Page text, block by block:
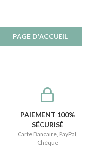
PAIEMENT 100%
SÉCURISÉ
Carte Bancaire, PayPal,
Chèque